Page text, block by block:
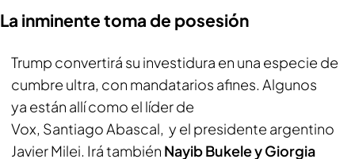
La inminente toma de posesión
Trump convertirá su investidura en una especie de
cumbre ultra, con mandatarios afines. Algunos
ya están allí como el líder de
Vox, Santiago Abascal, y el presidente argentino
Javier Milei. Irá también Nayib Bukele y Giorgia